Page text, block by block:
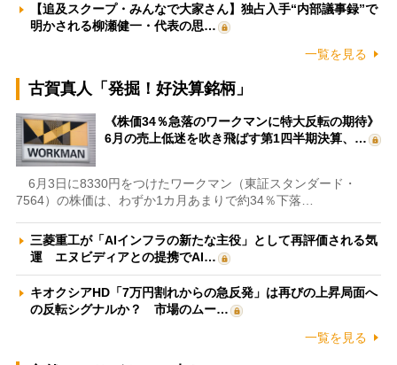
【追及スクープ・みんなで大家さん】独占入手“内部議事録”で
明かされる柳瀬健一・代表の思…
一覧を見る
古賀真人「発掘！好決算銘柄」
《株価34％急落のワークマンに特大反転の期待》
6月の売上低迷を吹き飛ばす第1四半期決算、…
6月3日に8330円をつけたワークマン（東証スタンダード・
7564）の株価は、わずか1カ月あまりで約34％下落…
三菱重工が「AIインフラの新たな主役」として再評価される気
運 エヌビディアとの提携でAI…
キオクシアHD「7万円割れからの急反発」は再びの上昇局面へ
の反転シグナルか？ 市場のムー…
一覧を見る